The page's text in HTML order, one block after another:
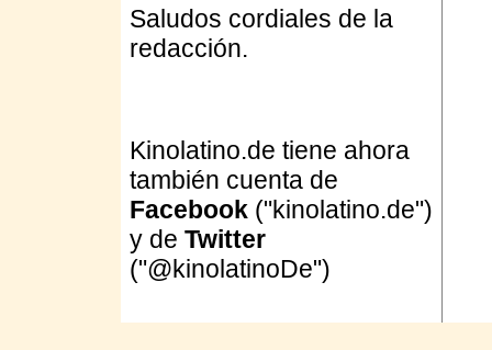
Saludos cordiales de la
redacción.
Kinolatino.de tiene ahora
también cuenta de
Facebook ("kinolatino.de")
y de Twitter
("@kinolatinoDe")